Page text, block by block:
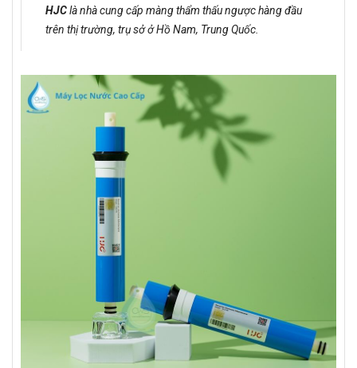
HJClà nhà cung cấp màng thẩm thấu ngược hàng đầu
trên thị trường, trụ sở ở Hồ Nam, Trung Quốc.